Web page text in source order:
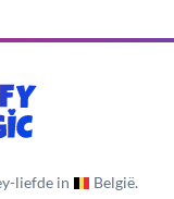
liefde in België.